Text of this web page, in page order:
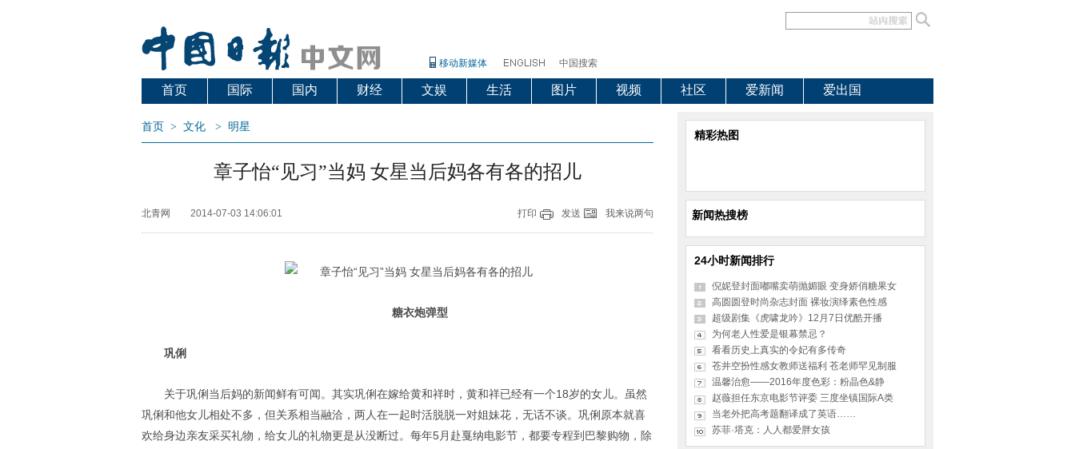
移动新媒体 中国搜索
首页 国际 国内 财经 文娱 生活 图片 视频 社区 爱新闻 爱出国
首页 > 文化 > 明星
章子怡“见习”当妈 女星当后妈各有各的招儿
北青网 2014-07-03 14:06:01 打印 发送 我来说两句
糖衣炮弹型
巩俐
关于巩俐当后妈的新闻鲜有可闻。其实巩俐在嫁给黄和祥时，黄和祥已经有一个18岁的女儿。虽然
巩俐和他女儿相处不多，但关系相当融洽，两人在一起时活脱脱一对姐妹花，无话不谈。巩俐原本就喜
欢给身边亲友采买礼物，给女儿的礼物更是从没断过。每年5月赴戛纳电影节，都要专程到巴黎购物，除
精彩热图
新闻热搜榜
24小时新闻排行
倪妮登封面嘟嘴卖萌抛媚眼 变身娇俏糖果女
高圆圆登时尚杂志封面 裸妆演绎素色性感
超级剧集《虎啸龙吟》12月7日优酷开播
为何老人性爱是银幕禁忌？
看看历史上真实的令妃有多传奇
苍井空扮性感女教师送福利 苍老师罕见制服
温馨治愈——2016年度色彩：粉晶色&静
赵薇担任东京电影节评委 三度坐镇国际A类
当老外把高考题翻译成了英语……
苏菲·塔克：人人都爱胖女孩